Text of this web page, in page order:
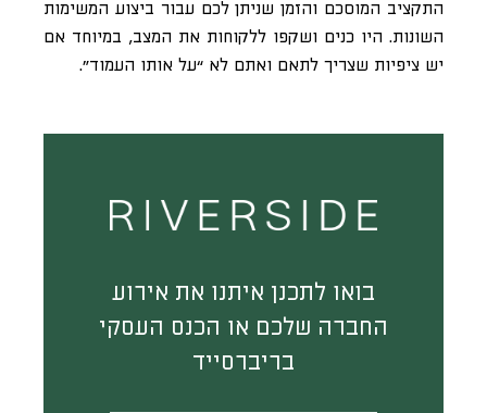
התקציב המוסכם והזמן שניתן לכם עבור ביצוע המשימות
השונות. היו כנים ושקפו ללקוחות את המצב, במיוחד אם
יש ציפיות שצריך לתאם ואתם לא “על אותו העמוד”.
בואו לתכנן איתנו את אירוע
החברה שלכם או הכנס העסקי
בריברסייד